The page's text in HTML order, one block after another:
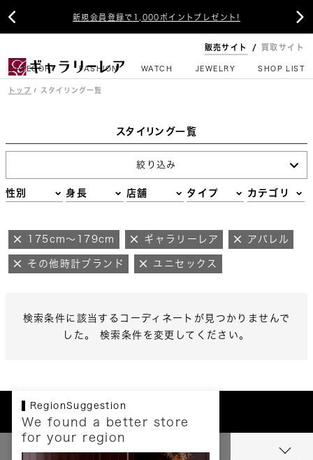
新規会員登録で1,000ポイントプレゼント!
 
販売サイト 買取サイト
CATEGORY FASHION WATCH JEWELRY SHOP LIST
トップ スタイリング一覧
スタイリング一覧
絞り込み
性別 身長 店舗 タイプ カテゴリ
175cm～179cm ギャラリーレア アパレル
その他時計ブランド ユニセックス
検索条件に該当するコーディネートが見つかりませんで
した。 検索条件を変更してください。
RegionSuggestion
We found a better store
for your region
お支払いについて